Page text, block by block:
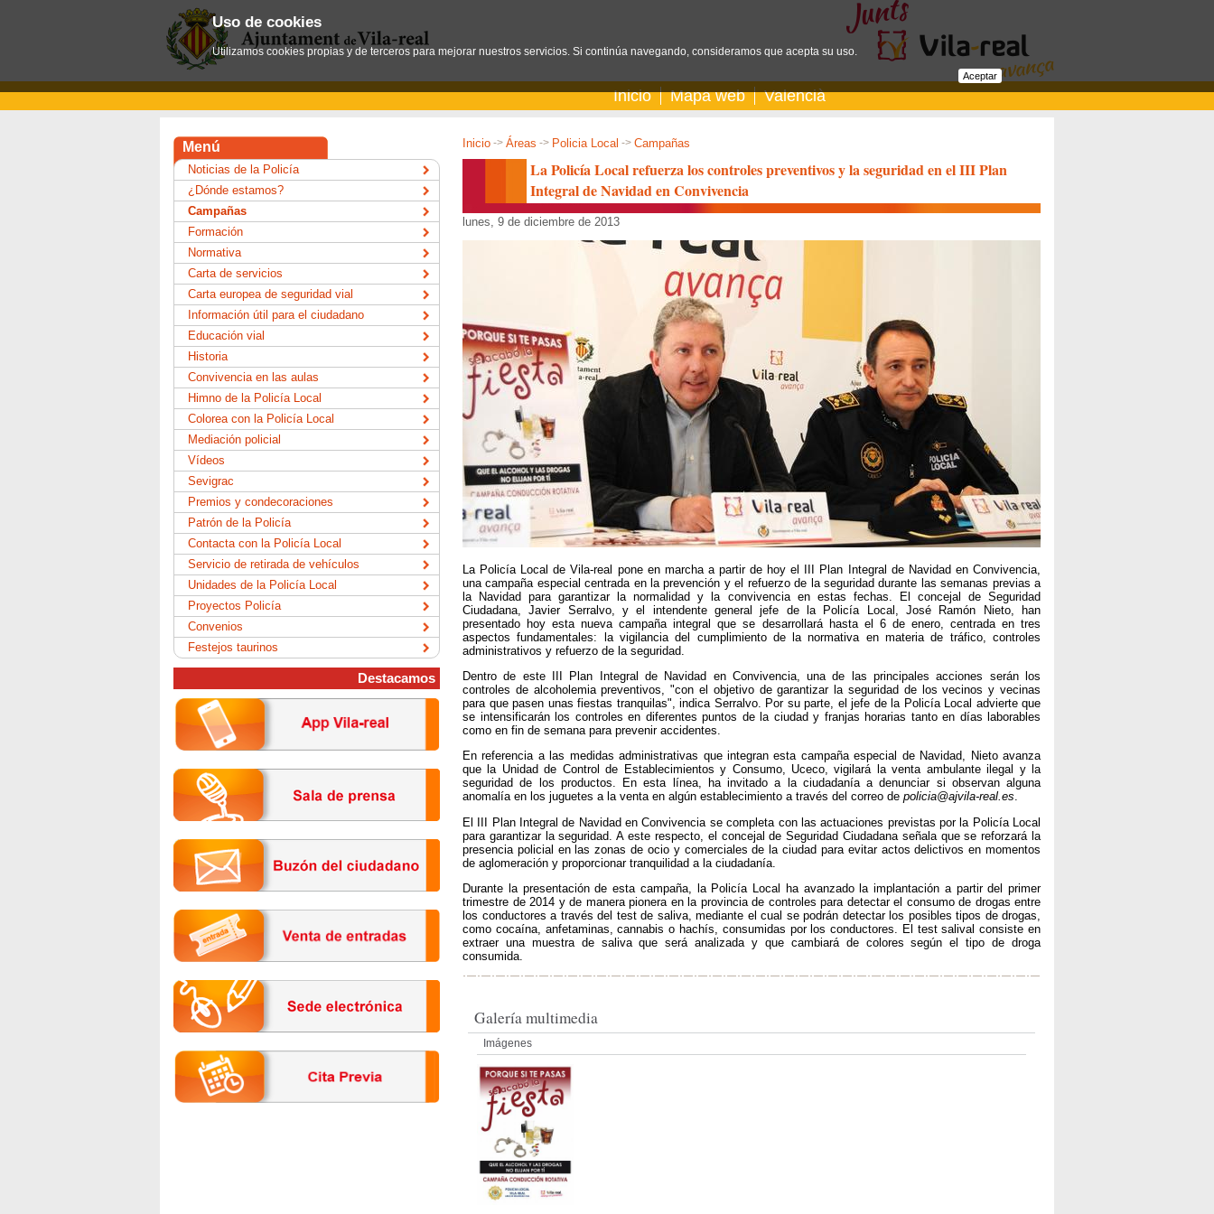
Inicio Mapa web Valencià
Inicio -> Áreas -> Policia Local -> Campañas
La Policía Local refuerza los controles preventivos y la seguridad en el III Plan
Integral de Navidad en Convivencia
lunes, 9 de diciembre de 2013
La Policía Local de Vila-real pone en marcha a partir de hoy el III Plan Integral de Navidad en Convivencia,
una campaña especial centrada en la prevención y el refuerzo de la seguridad durante las semanas previas a
la Navidad para garantizar la normalidad y la convivencia en estas fechas. El concejal de Seguridad
Ciudadana, Javier Serralvo, y el intendente general jefe de la Policía Local, José Ramón Nieto, han
presentado hoy esta nueva campaña integral que se desarrollará hasta el 6 de enero, centrada en tres
aspectos fundamentales: la vigilancia del cumplimiento de la normativa en materia de tráfico, controles
administrativos y refuerzo de la seguridad.
Dentro de este III Plan Integral de Navidad en Convivencia, una de las principales acciones serán los
controles de alcoholemia preventivos, "con el objetivo de garantizar la seguridad de los vecinos y vecinas
para que pasen unas fiestas tranquilas", indica Serralvo. Por su parte, el jefe de la Policía Local advierte que
se intensificarán los controles en diferentes puntos de la ciudad y franjas horarias tanto en días laborables
como en fin de semana para prevenir accidentes.
En referencia a las medidas administrativas que integran esta campaña especial de Navidad, Nieto avanza
que la Unidad de Control de Establecimientos y Consumo, Uceco, vigilará la venta ambulante ilegal y la
seguridad de los productos. En esta línea, ha invitado a la ciudadanía a denunciar si observan alguna
anomalía en los juguetes a la venta en algún establecimiento a través del correo de policia@ajvila-real.es.
El III Plan Integral de Navidad en Convivencia se completa con las actuaciones previstas por la Policía Local
para garantizar la seguridad. A este respecto, el concejal de Seguridad Ciudadana señala que se reforzará la
presencia policial en las zonas de ocio y comerciales de la ciudad para evitar actos delictivos en momentos
de aglomeración y proporcionar tranquilidad a la ciudadanía.
Durante la presentación de esta campaña, la Policía Local ha avanzado la implantación a partir del primer
trimestre de 2014 y de manera pionera en la provincia de controles para detectar el consumo de drogas entre
los conductores a través del test de saliva, mediante el cual se podrán detectar los posibles tipos de drogas,
como cocaína, anfetaminas, cannabis o hachís, consumidas por los conductores. El test salival consiste en
extraer una muestra de saliva que será analizada y que cambiará de colores según el tipo de droga
consumida.
Galería multimedia
Imágenes
Menú
Noticias de la Policía
¿Dónde estamos?
Campañas
Formación
Normativa
Carta de servicios
Carta europea de seguridad vial
Información útil para el ciudadano
Educación vial
Historia
Convivencia en las aulas
Himno de la Policía Local
Colorea con la Policía Local
Mediación policial
Vídeos
Sevigrac
Premios y condecoraciones
Patrón de la Policía
Contacta con la Policía Local
Servicio de retirada de vehículos
Unidades de la Policía Local
Proyectos Policía
Convenios
Festejos taurinos
Destacamos
Uso de cookies
Utilizamos cookies propias y de terceros para mejorar nuestros servicios. Si continúa navegando, consideramos que acepta su uso.
Aceptar